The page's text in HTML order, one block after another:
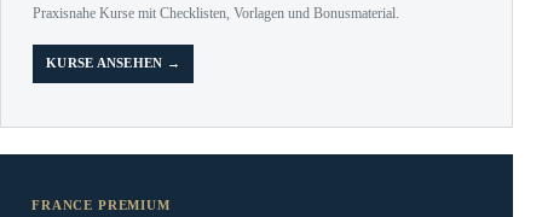
Praxisnahe Kurse mit Checklisten, Vorlagen und Bonusmaterial.
KURSE ANSEHEN →
FRANCE PREMIUM